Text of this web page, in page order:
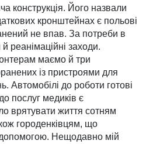
конструкція. Його назвали
кронштейнах є польові
не впав. За пот­ре­би в
реанімаційні заходи.
маємо й три
із пристроя­ми для
Автомобілі до роботи готові
послуг медиків є
врятувати жит­тя сотням
городен­ків­цям, що
Нещодавно мій